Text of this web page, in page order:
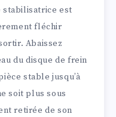
stabilisatrice est
fléchir
Abaissez
du disque de frein
stable jusqu’à
soit plus sous
retirée de son